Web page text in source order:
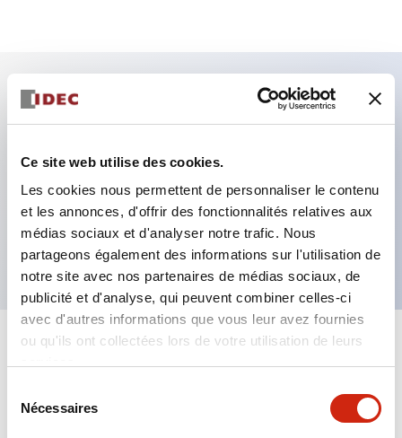
Ce site web utilise des cookies.
Les cookies nous permettent de personnaliser le contenu
et les annonces, d'offrir des fonctionnalités relatives aux
médias sociaux et d'analyser notre trafic. Nous
partageons également des informations sur l'utilisation de
notre site avec nos partenaires de médias sociaux, de
publicité et d'analyse, qui peuvent combiner celles-ci
avec d'autres informations que vous leur avez fournies
ou qu'ils ont collectées lors de votre utilisation de leurs
Nécessaires
Fixation par regroupement possible
Le commutateur sélecteur avec clé adopte une
structure à goupille à cylindre haute sécurité
La structure de protection est IP65 (IEC60529)
Spécifications